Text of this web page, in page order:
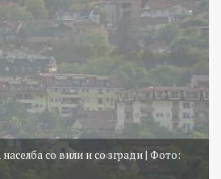
со вили и со згради | Фото: